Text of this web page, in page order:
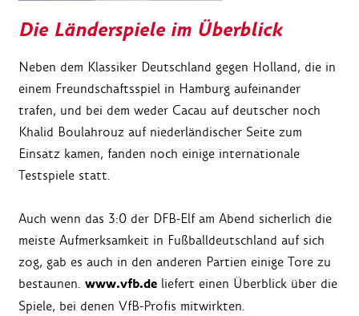
Die Länderspiele im Überblick
Neben dem Klassiker Deutschland gegen Holland, die in
einem Freundschaftsspiel in Hamburg aufeinander
trafen, und bei dem weder Cacau auf deutscher noch
Khalid Boulahrouz auf niederländischer Seite zum
Einsatz kamen, fanden noch einige internationale
Testspiele statt.
Auch wenn das 3:0 der DFB-Elf am Abend sicherlich die
meiste Aufmerksamkeit in Fußballdeutschland auf sich
zog, gab es auch in den anderen Partien einige Tore zu
bestaunen. www.vfb.de liefert einen Überblick über die
Spiele, bei denen VfB-Profis mitwirkten.